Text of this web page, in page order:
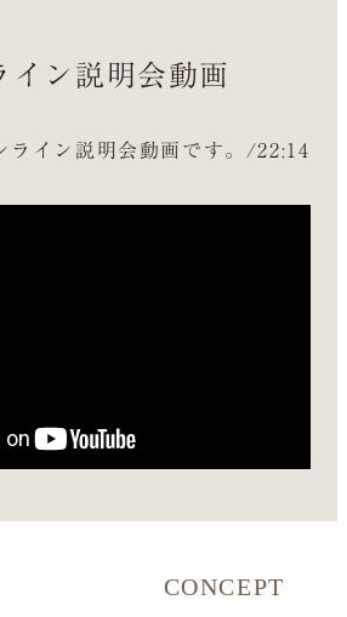
イン説明会動画
ライン説明会動画です。/22:14
CONCEPT